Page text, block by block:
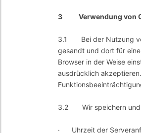
3 Verwendung von
3.1 Bei der Nutzung
gesandt und dort für
Browser in der Weise
ausdrücklich
3.2 Wir speichern und
· Uhrzeit der